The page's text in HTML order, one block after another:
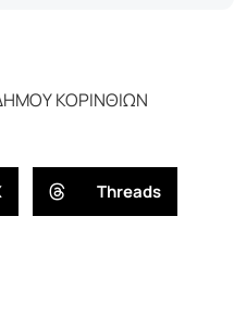
ΚΟΡΙΝΘΙΩΝ
Threads